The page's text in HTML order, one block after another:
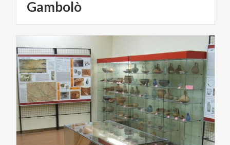
Gambolò